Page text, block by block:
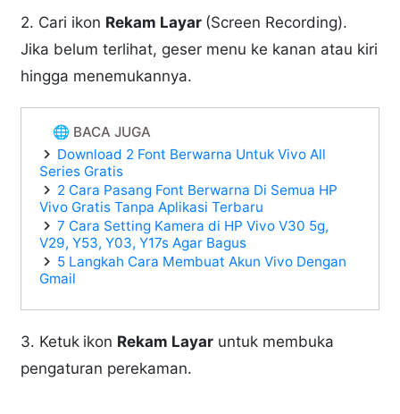
2. Cari ikon Rekam Layar (Screen Recording).
Jika belum terlihat, geser menu ke kanan atau kiri
hingga menemukannya.
🌐 BACA JUGA
Download 2 Font Berwarna Untuk Vivo All
Series Gratis
2 Cara Pasang Font Berwarna Di Semua HP
Vivo Gratis Tanpa Aplikasi Terbaru
7 Cara Setting Kamera di HP Vivo V30 5g,
V29, Y53, Y03, Y17s Agar Bagus
5 Langkah Cara Membuat Akun Vivo Dengan
Gmail
3. Ketuk ikon Rekam Layar untuk membuka
pengaturan perekaman.